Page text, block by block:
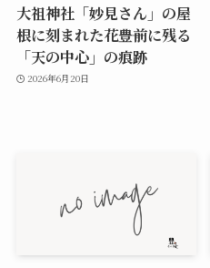
大祖神社「妙見さん」の屋
根に刻まれた花――豊前に残る
「天の中心」の痕跡
2026年6月20日